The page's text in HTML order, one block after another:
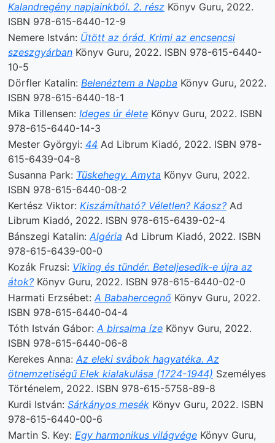
Kalandregény napjainkból. 2. rész Könyv Guru, 2022.
ISBN 978-615-6440-12-9
Nemere István: Ütött az órád. Krimi az encsencsi
szeszgyárban Könyv Guru, 2022. ISBN 978-615-6440-
10-5
Dörfler Katalin: Belenéztem a Napba Könyv Guru, 2022.
ISBN 978-615-6440-18-1
Mika Tillensen: Ideges úr élete Könyv Guru, 2022. ISBN
978-615-6440-14-3
Mester Györgyi: 44 Ad Librum Kiadó, 2022. ISBN 978-
615-6439-04-8
Susanna Park: Tüskehegy. Amyta Könyv Guru, 2022.
ISBN 978-615-6440-08-2
Kertész Viktor: Kiszámítható? Véletlen? Káosz? Ad
Librum Kiadó, 2022. ISBN 978-615-6439-02-4
Bánszegi Katalin:Algéria Ad Librum Kiadó, 2022. ISBN
978-615-6439-00-0
Kozák Fruzsi: Viking és tündér. Beteljesedik-e újra az
átok? Könyv Guru, 2022. ISBN 978-615-6440-02-0
Harmati Erzsébet:A Babahercegnő Könyv Guru, 2022.
ISBN 978-615-6440-04-4
Tóth István Gábor:A birsalma íze Könyv Guru, 2022.
ISBN 978-615-6440-06-8
Kerekes Anna:Az eleki svábok hagyatéka. Az
ötnemzetiségű Elek kialakulása (1724-1944) Személyes
Történelem, 2022. ISBN 978-615-5758-89-8
Kurdi István: Sárkányos mesék Könyv Guru, 2022. ISBN
978-615-6440-00-6
Martin S. Key: Egy harmonikus világvége Könyv Guru,